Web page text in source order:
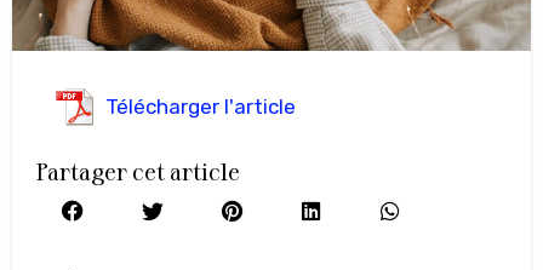
Télécharger l'article
Partager cet article